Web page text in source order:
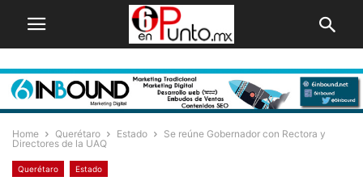
Home Querétaro Estado
Se reúne Gobernador con Rectora y
Directores de la UAQ
Querétaro Estado